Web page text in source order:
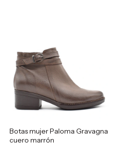
Botas mujer Paloma Gravagna
cuero marrón